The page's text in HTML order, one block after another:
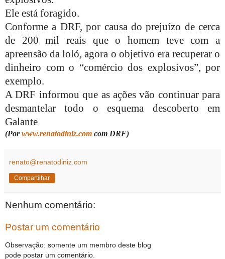
Ele está foragido.
Conforme a DRF, por causa do prejuízo de cerca
de 200 mil reais que o homem teve com a
apreensão da loló, agora o objetivo era recuperar o
dinheiro com o “comércio dos explosivos”, por
exemplo.
A DRF informou que as ações vão continuar para
desmantelar todo o esquema descoberto em
Galante
(Porwww.renatodiniz.com com DRF)
renato@renatodiniz.com
Compartilhar
Nenhum comentário:
Postar um comentário
Observação: somente um membro deste blog
pode postar um comentário.